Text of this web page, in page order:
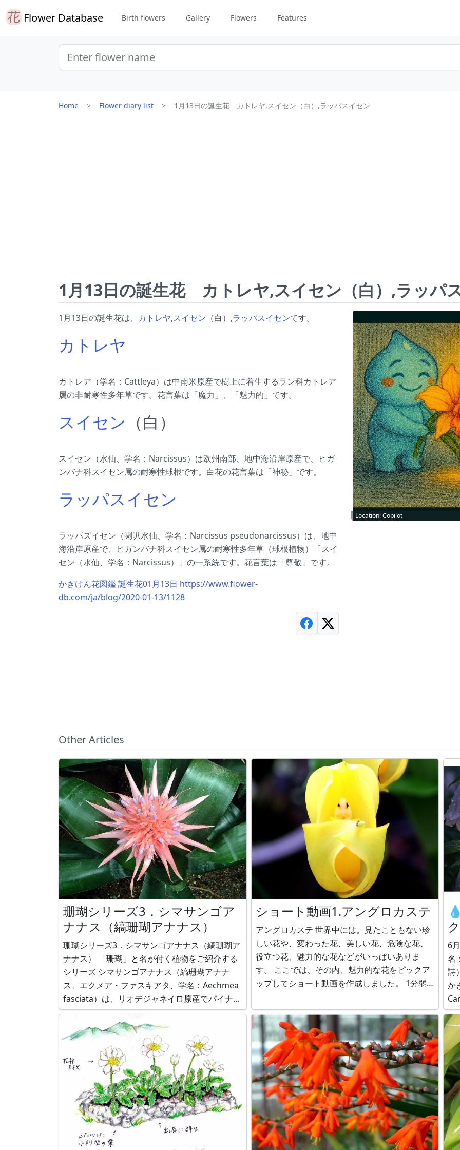
Flower Database Birth flowers Gallery Flowers Features
Home Flower diary list 1月13日の誕生花 カトレヤ,スイセン（白）,ラッパスイセン
1月13日の誕生花 カトレヤ,スイセン（白）,ラッパ
1月13日の誕生花は、 カトレヤ,スイセン （白）,ラッパスイセンです。
カトレヤ
カトレア（学名：Cattleya）は中南米原産で樹上に着生するラン科カトレア
属の非耐寒性多年草です。花言葉は「魔力」、「魅力的」です。
スイセン （白）
スイセン（水仙、学名：Narcissus）は欧州南部、地中海沿岸原産で、ヒガ
ンバナ科スイセン属の耐寒性球根です。白花の花言葉は「神秘」です。
ラッパスイセン
ラッパズイセン（喇叭水仙、学名：Narcissus pseudonarcissus）は、地中
海沿岸原産で、ヒガンバナ科スイセン属の耐寒性多年草（球根植物）「スイ
セン（水仙、学名：Narcissus）」の一系統です。花言葉は「尊敬」です。
かぎけん花図鑑 誕生花01月13日 https://www.flower-
db.com/ja/blog/2020-01-13/1128
Location: Copilot
Other Articles
珊瑚シリーズ3．シマサンゴア
ナナス（縞珊瑚アナナス）
珊瑚シリーズ3．シマサンゴアナナス（縞珊瑚ア
ナナス） 「珊瑚」と名が付く植物をご紹介する
シリーズ シマサンゴアナナス（縞珊瑚アナナ
ス、エクメア・ファスキアタ、学名：Aechmea
fasciata）は、リオデジャネイロ原産でパイナッ
プル科サンゴアナナス属の常緑多年性着生植物
です。和名は、サンゴアナナス属の代表品種
で、葉に縞があることに拠ります。 主に、白い
横縞のある濃緑色の葉と、桃色の花苞を観賞
ショート動画1.アングロカステ
アングロカステ 世界中には。見たこともない珍
しい花や、変わった花、美しい花、危険な花、
役立つ花、魅力的な花などがいっぱいありま
す。 ここでは、その内、魅力的な花をピックア
ップしてショート動画を作成しました。 1分弱
ご存じの方は、植物博士級です。 アングロカス
テ（Anguloa cliftonii x licaste aromatica） ア
ングロ
6
名
詩
かぎけん
く
ルブ